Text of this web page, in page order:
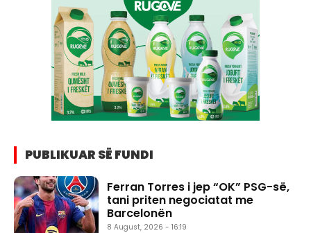
PUBLIKUAR SË FUNDI
Ferran Torres i jep “OK” PSG-së,
tani priten negociatat me
Barcelonën
8 August, 2026 - 16:19